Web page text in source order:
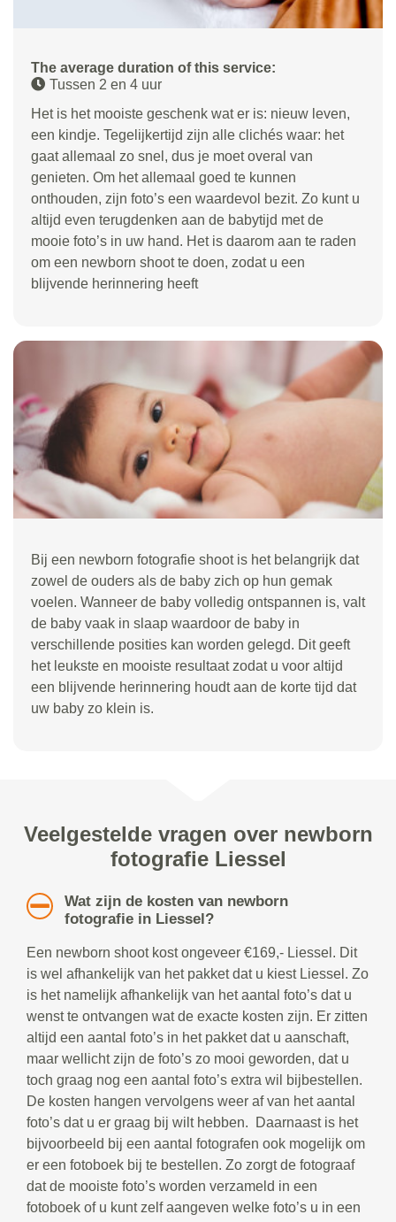
The average duration of this service:
Tussen 2 en 4 uur
Het is het mooiste geschenk wat er is: nieuw leven,
een kindje. Tegelijkertijd zijn alle clichés waar: het
gaat allemaal zo snel, dus je moet overal van
genieten. Om het allemaal goed te kunnen
onthouden, zijn foto’s een waardevol bezit. Zo kunt u
altijd even terugdenken aan de babytijd met de
mooie foto’s in uw hand. Het is daarom aan te raden
om een newborn shoot te doen, zodat u een
blijvende herinnering heeft
Bij een newborn fotografie shoot is het belangrijk dat
zowel de ouders als de baby zich op hun gemak
voelen. Wanneer de baby volledig ontspannen is, valt
de baby vaak in slaap waardoor de baby in
verschillende posities kan worden gelegd. Dit geeft
het leukste en mooiste resultaat zodat u voor altijd
een blijvende herinnering houdt aan de korte tijd dat
uw baby zo klein is.
Veelgestelde vragen over newborn
fotografie Liessel
Wat zijn de kosten van newborn
fotografie in Liessel?
Een newborn shoot kost ongeveer €169,- Liessel. Dit
is wel afhankelijk van het pakket dat u kiest Liessel. Zo
is het namelijk afhankelijk van het aantal foto’s dat u
wenst te ontvangen wat de exacte kosten zijn. Er zitten
altijd een aantal foto’s in het pakket dat u aanschaft,
maar wellicht zijn de foto’s zo mooi geworden, dat u
toch graag nog een aantal foto’s extra wil bijbestellen.
De kosten hangen vervolgens weer af van het aantal
foto’s dat u er graag bij wilt hebben. Daarnaast is het
bijvoorbeeld bij een aantal fotografen ook mogelijk om
er een fotoboek bij te bestellen. Zo zorgt de fotograaf
dat de mooiste foto’s worden verzameld in een
fotoboek of u kunt zelf aangeven welke foto’s u in een